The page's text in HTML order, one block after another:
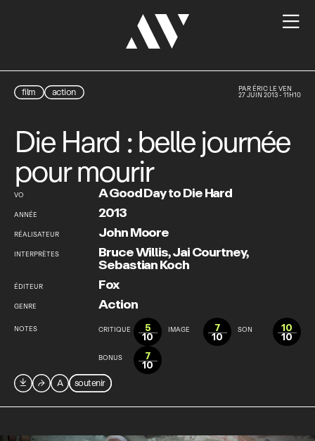

film action PAR ÉRIC LE VEN
27 JUIN 2013 - 11H10
Die Hard : belle journée
pour mourir
VO A Good Day to Die Hard
ANNÉE 2013
RÉALISATEUR John Moore
INTERPRÈTES Bruce Willis,Jai Courtney,
Sebastian Koch
ÉDITEUR Fox
GENRE Action
NOTES CRITIQUE 5
10
IMAGE 7
10
SON 10
10
BONUS 7
10

⮫ A soutenir